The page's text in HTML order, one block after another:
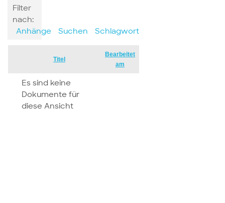
Filter
nach:
Anhänge
Suchen Schlagwort
Titel
Bearbeitet
am
Es sind keine
Dokumente für
diese Ansicht